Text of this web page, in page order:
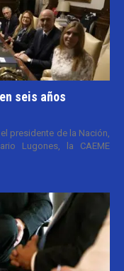
seis años
presidente de la Nación,
Lugones, la CAEME